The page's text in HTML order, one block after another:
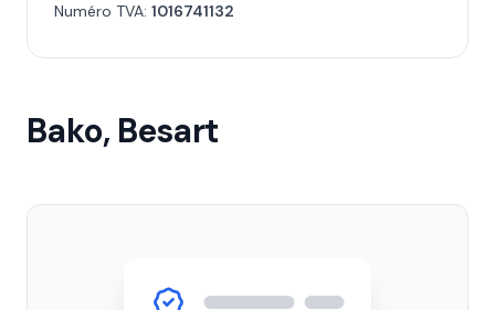
Numéro TVA: 1016741132
Bako, Besart